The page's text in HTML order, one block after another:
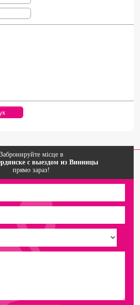
Забронируйте місце в
с выездом из Винницы
прямо зараз!